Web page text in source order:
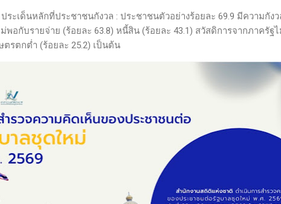
ะเด็นหลักที่ประชาชนกังวล : ประชาชนตัวอย่างร้อยละ 69.9 มีความกัง
พอกับรายจ่าย (ร้อยละ 63.8) หนี้สิน (ร้อยละ 43.1) สวัสดิการจากภาครัฐไ
ตรตกต่ำ (ร้อยละ 25.2) เป็นต้น